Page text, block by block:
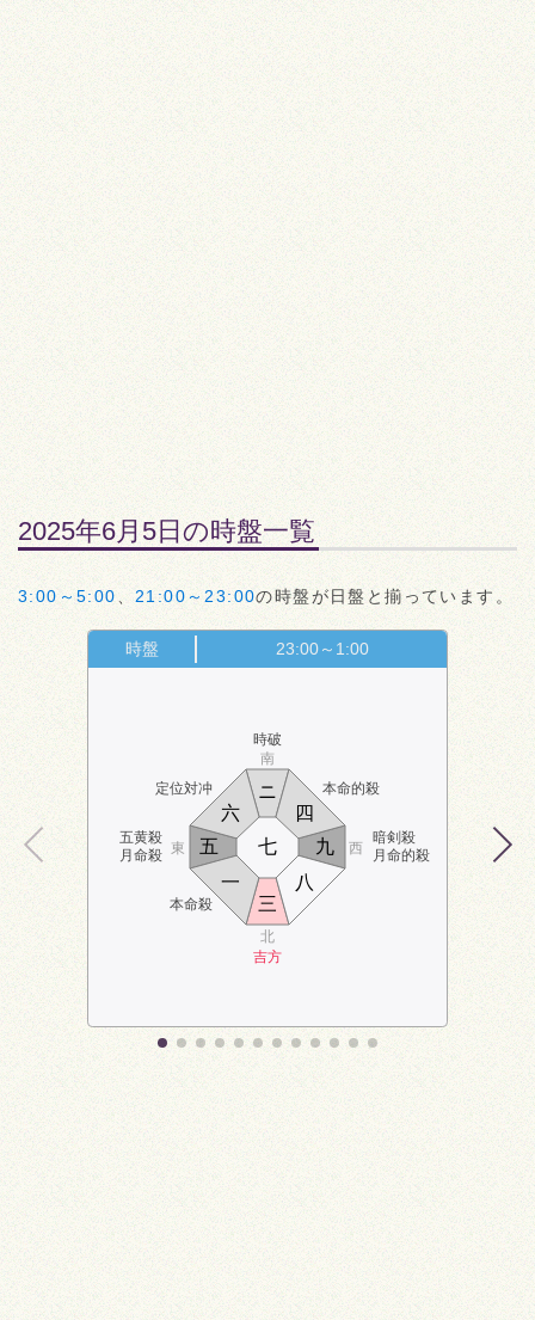
2025年6月5日の時盤一覧
3:00～5:00 、21:00～23:00の時盤が日盤と揃っています。
時盤 23:00～1:00
定位対冲
時破
本命的殺
五黄殺
月命殺
暗剣殺
月命的殺
本命殺
吉方
南
北
東 西
三
四
五
六
七
八
九
一
ニ